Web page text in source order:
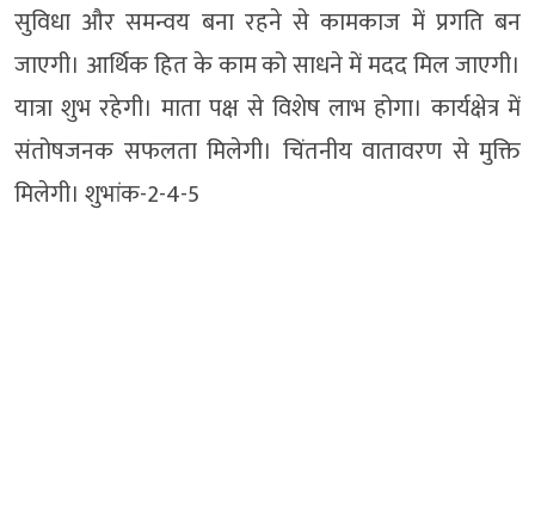
सुविधा और समन्वय बना रहने से कामकाज में प्रगति बन
जाएगी। आर्थिक हित के काम को साधने में मदद मिल जाएगी।
यात्रा शुभ रहेगी। माता पक्ष से विशेष लाभ होगा। कार्यक्षेत्र में
संतोषजनक सफलता मिलेगी। चिंतनीय वातावरण से मुक्ति
मिलेगी। शुभांक-2-4-5